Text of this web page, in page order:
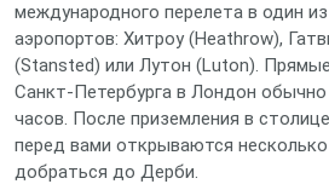
международного перелета в один
аэропортов: Хитроу (Heathrow),
(Stansted) или Лутон (Luton).
Санкт-Петербурга в Лондон
часов. После приземления в
перед вами открываются
добраться до Дерби.